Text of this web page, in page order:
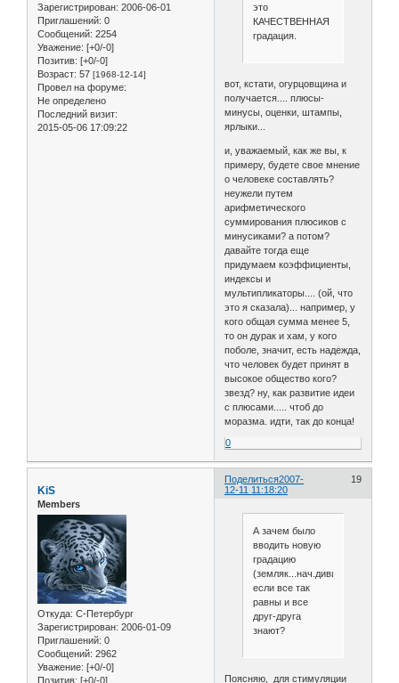
Зарегистрирован: 2006-06-01
Приглашений: 0
Сообщений: 2254
Уважение: [+0/-0]
Позитив: [+0/-0]
Возраст: 57 [1968-12-14]
Провел на форуме:
Не определено
Последний визит:
2015-05-06 17:09:22
это
КАЧЕСТВЕННАЯ
градация.
вот, кстати, огурцовщина и
получается.... плюсы-
минусы, оценки, штампы,
ярлыки...
и, уважаемый, как же вы, к
примеру, будете свое мнение
о человеке составлять?
неужели путем
арифметического
суммирования плюсиков с
минусиками? а потом?
давайте тогда еще
придумаем коэффициенты,
индексы и
мультипликаторы.... (ой, что
это я сказала)... например, у
кого общая сумма менее 5,
то он дурак и хам, у кого
поболе, значит, есть надежда,
что человек будет принят в
высокое общество кого?
звезд? ну, как развитие идеи
с плюсами..... чтоб до
моразма. идти, так до конца!
0
Поделиться 19
2007-
12-11 11:18:20
KiS
Members
Откуда: С-Петербург
Зарегистрирован: 2006-01-09
Приглашений: 0
Сообщений: 2962
Уважение: [+0/-0]
Позитив: [+0/-0]
А зачем было
вводить новую
градацию
(земляк...нач.дивизии),
если все так
равны и все
друг-друга
знают?
Поясняю, для стимуляции